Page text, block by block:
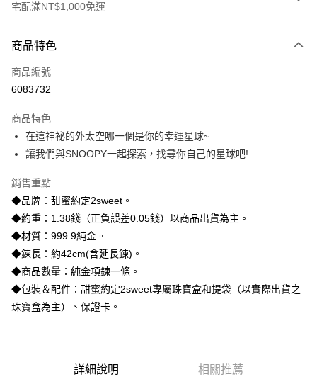
宅配滿NT$1,000免運
信用卡一次付款
信用卡分期付款
合作金庫商業銀行
華南商業銀行
彰化商業銀行
上海商業儲蓄銀行
台北富邦商業銀行
臺灣中小企業銀行
匯豐（台灣）商業銀行
聯邦商業銀行
遠東國際商業銀行
元大商業銀行
台新國際商業銀行
台灣樂天信用卡公司
6 期 0 利率 每期
華南商業銀行
彰化商業銀行
上海商業儲蓄銀行
國泰世華商業銀行
臺灣中小企業銀行
匯豐（台灣）商業銀行
華泰商業銀行
聯邦商業銀行
元大商業銀行
玉山商業銀行
台灣樂天信用卡公司
LINE Pay
Apple Pay
街口支付
悠遊付
ATM付款
運送方式
宅配
每筆NT$220，滿NT$3,000(含以上)免運費
商品特色
商品編號
6083732
商品特色
在這神祕的外太空哪一個是你的幸運星球~
讓我們與SNOOPY一起探索，找尋你自己的星球吧!
銷售重點
◆品牌：甜蜜約定2sweet。
◆約重：1.38錢（正負誤差0.05錢）以商品出貨為主。
◆材質：999.9純金。
◆鍊長：約42cm(含延長鍊)。
◆商品數量：純金項鍊一條。
◆包裝＆配件：甜蜜約定2sweet專屬珠寶盒和提袋（以實際出貨之
珠寶盒為主）、保證卡。
詳細說明 相關推薦